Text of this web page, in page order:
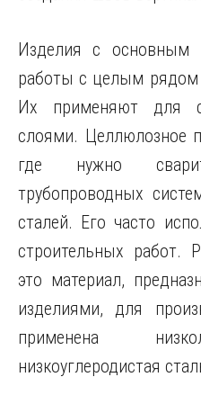
Изделия с основным
работы с целым рядом
Их применяют для
слоями. Целлюлозное
где нужно
трубопроводных
сталей. Его часто
строительных работ.
это материал,
изделиями, для
применена
низкоуглеродистая